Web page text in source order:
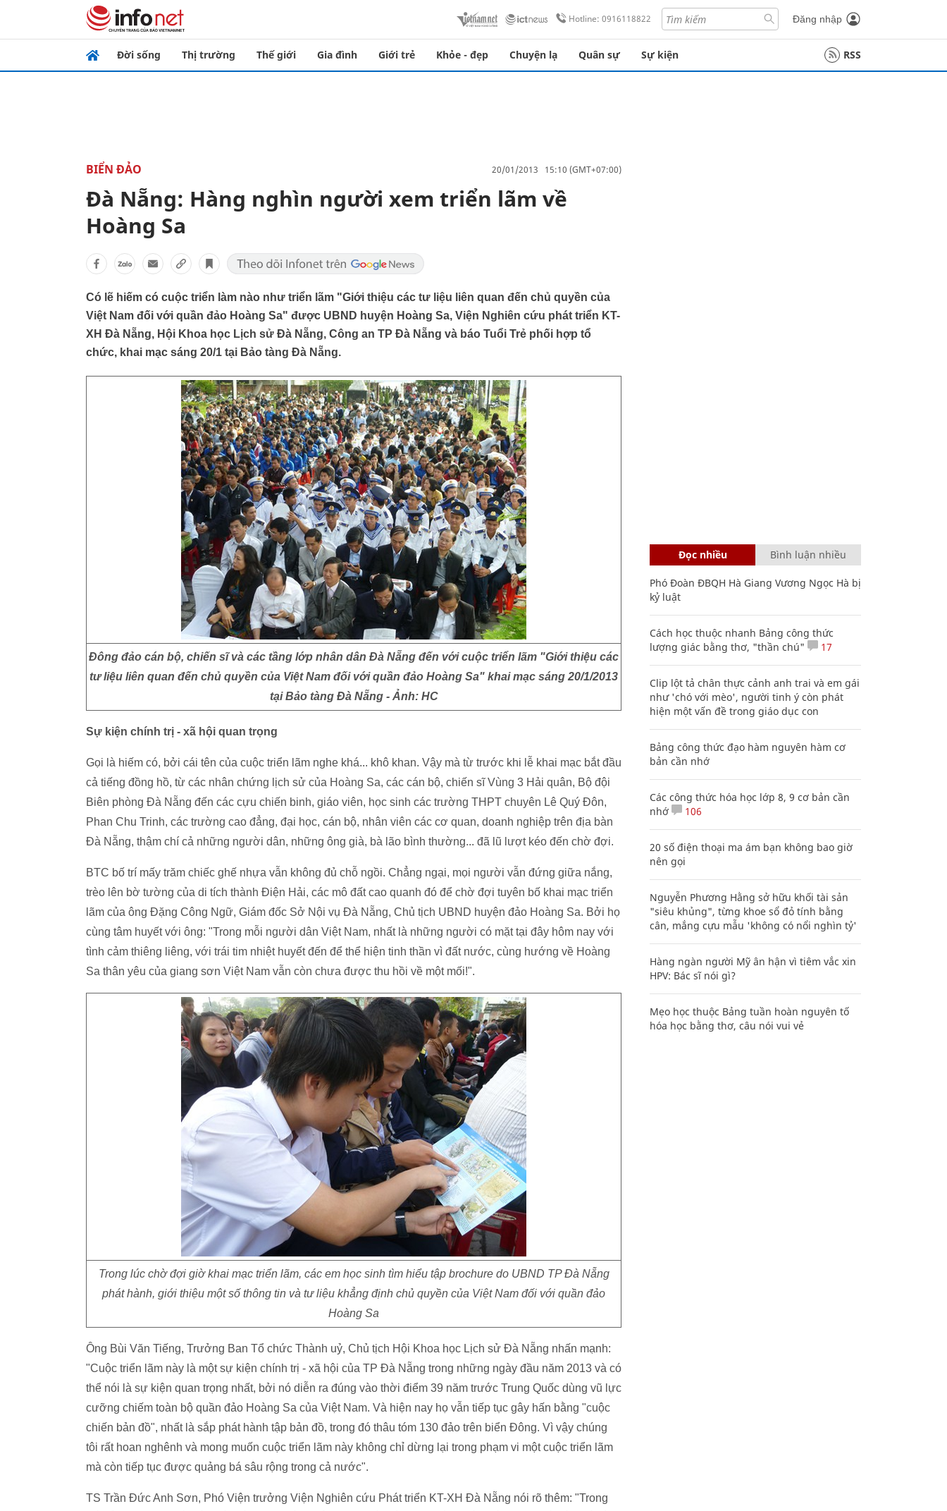
Hotline: 0916118822 Đăng nhập
Đời sống Thị trường Thế giới Gia đình Giới trẻ Khỏe - đẹp Chuyện lạ Quân sự Sự kiện RSS
BIỂN ĐẢO 20/01/2013 15:10 (GMT+07:00)
Đà Nẵng: Hàng nghìn người xem triển lãm về
Hoàng Sa
Có lẽ hiếm có cuộc triển làm nào như triển lãm "Giới thiệu các tư liệu liên quan đến chủ quyền của
Việt Nam đối với quần đảo Hoàng Sa" được UBND huyện Hoàng Sa, Viện Nghiên cứu phát triển KT-
XH Đà Nẵng, Hội Khoa học Lịch sử Đà Nẵng, Công an TP Đà Nẵng và báo Tuổi Trẻ phối hợp tổ
chức, khai mạc sáng 20/1 tại Bảo tàng Đà Nẵng.
Đông đảo cán bộ, chiến sĩ và các tầng lớp nhân dân Đà Nẵng đến với cuộc triển lãm "Giới thiệu các
tư liệu liên quan đến chủ quyền của Việt Nam đối với quần đảo Hoàng Sa" khai mạc sáng 20/1/2013
tại Bảo tàng Đà Nẵng - Ảnh: HC
Sự kiện chính trị - xã hội quan trọng
Gọi là hiếm có, bởi cái tên của cuộc triển lãm nghe khá... khô khan. Vậy mà từ trước khi lễ khai mạc bắt đầu
cả tiếng đồng hồ, từ các nhân chứng lịch sử của Hoàng Sa, các cán bộ, chiến sĩ Vùng 3 Hải quân, Bộ đội
Biên phòng Đà Nẵng đến các cựu chiến binh, giáo viên, học sinh các trường THPT chuyên Lê Quý Đôn,
Phan Chu Trinh, các trường cao đẳng, đại học, cán bộ, nhân viên các cơ quan, doanh nghiệp trên địa bàn
Đà Nẵng, thậm chí cả những người dân, những ông già, bà lão bình thường... đã lũ lượt kéo đến chờ đợi.
BTC bố trí mấy trăm chiếc ghế nhựa vẫn không đủ chỗ ngồi. Chẳng ngại, mọi người vẫn đứng giữa nắng,
trèo lên bờ tường của di tích thành Điện Hải, các mô đất cao quanh đó để chờ đợi tuyên bố khai mạc triển
lãm của ông Đặng Công Ngữ, Giám đốc Sở Nội vụ Đà Nẵng, Chủ tịch UBND huyện đảo Hoàng Sa. Bởi họ
cùng tâm huyết với ông: "Trong mỗi người dân Việt Nam, nhất là những người có mặt tại đây hôm nay với
tình cảm thiêng liêng, với trái tim nhiệt huyết đến để thể hiện tinh thần vì đất nước, cùng hướng về Hoàng
Sa thân yêu của giang sơn Việt Nam vẫn còn chưa được thu hồi về một mối!".
Trong lúc chờ đợi giờ khai mạc triển lãm, các em học sinh tìm hiểu tập brochure do UBND TP Đà Nẵng
phát hành, giới thiệu một số thông tin và tư liệu khẳng định chủ quyền của Việt Nam đối với quần đảo
Hoàng Sa
Ông Bùi Văn Tiếng, Trưởng Ban Tổ chức Thành uỷ, Chủ tịch Hội Khoa học Lịch sử Đà Nẵng nhấn mạnh:
"Cuộc triển lãm này là một sự kiện chính trị - xã hội của TP Đà Nẵng trong những ngày đầu năm 2013 và có
thể nói là sự kiện quan trọng nhất, bởi nó diễn ra đúng vào thời điểm 39 năm trước Trung Quốc dùng vũ lực
cưỡng chiếm toàn bộ quần đảo Hoàng Sa của Việt Nam. Và hiện nay họ vẫn tiếp tục gây hấn bằng "cuộc
chiến bản đồ", nhất là sắp phát hành tập bản đồ, trong đó thâu tóm 130 đảo trên biển Đông. Vì vậy chúng
tôi rất hoan nghênh và mong muốn cuộc triển lãm này không chỉ dừng lại trong phạm vi một cuộc triển lãm
mà còn tiếp tục được quảng bá sâu rộng trong cả nước".
TS Trần Đức Anh Sơn, Phó Viện trưởng Viện Nghiên cứu Phát triển KT-XH Đà Nẵng nói rõ thêm: "Trong
Đọc nhiều Bình luận nhiều
Phó Đoàn ĐBQH Hà Giang Vương Ngọc Hà bị
kỷ luật
Cách học thuộc nhanh Bảng công thức
lượng giác bằng thơ, "thần chú"
17
Clip lột tả chân thực cảnh anh trai và em gái
như 'chó với mèo', người tinh ý còn phát
hiện một vấn đề trong giáo dục con
Bảng công thức đạo hàm nguyên hàm cơ
bản cần nhớ
Các công thức hóa học lớp 8, 9 cơ bản cần
nhớ
106
20 số điện thoại ma ám bạn không bao giờ
nên gọi
Nguyễn Phương Hằng sở hữu khối tài sản
"siêu khủng", từng khoe sổ đỏ tính bằng
cân, mắng cựu mẫu 'không có nổi nghìn tỷ'
Hàng ngàn người Mỹ ân hận vì tiêm vắc xin
HPV: Bác sĩ nói gì?
Mẹo học thuộc Bảng tuần hoàn nguyên tố
hóa học bằng thơ, câu nói vui vẻ